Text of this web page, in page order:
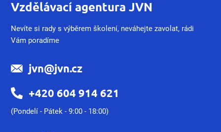
Vzdělávací agentura JVN
Nevíte si rady s výběrem školení, neváhejte zavolat, rádi
Vám poradíme
jvn@jvn.cz
+420 604 914 621
(Pondelí - Pátek - 9:00 - 18:00)